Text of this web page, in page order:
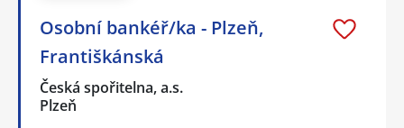
Osobní bankéř/ka - Plzeň,
Františkánská
Česká spořitelna, a.s.
Plzeň